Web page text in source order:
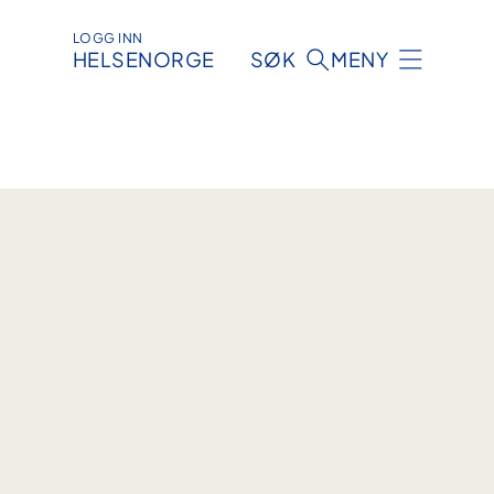
LOGG INN
HELSENORGE SØK MENY